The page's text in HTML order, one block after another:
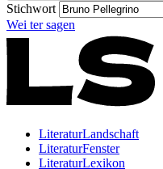
Stichwort
Wei ter sagen
LiteraturLandschaft
LiteraturFenster
LiteraturLexikon